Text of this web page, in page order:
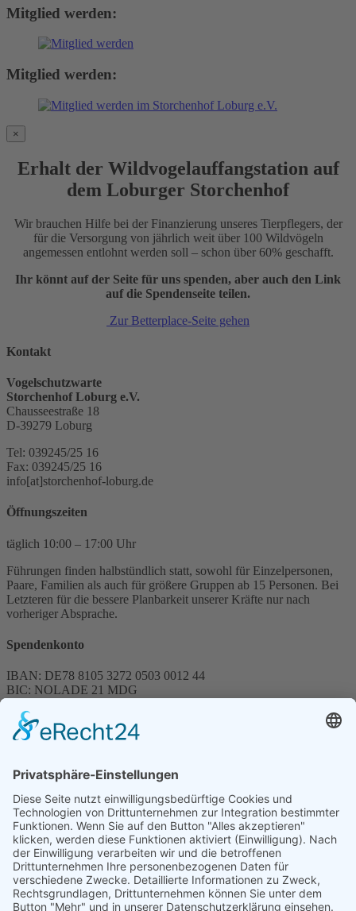
Mitglied werden:
Mitglied werden:
×
Erhalt der Wildvogelauffangstation auf
dem Loburger Storchenhof
Wir brauchen Hilfe bei der Finanzierung unseres Tierpflegers, der
für die Versorgung von jährlich weit über 100 Wildvögeln
angemessen entlohnt werden soll – schon über 60% geschafft.
Ihr könnt auf der Seite für uns spenden, aber auch den Link
auf die Spendenseite teilen.
Zur Betterplace-Seite gehen
Kontakt
Vogelschutzwarte
Storchenhof Loburg e.V.
Chausseestraße 18
D-39279 Loburg
Tel: 039245/25 16
Fax: 039245/25 16
info[at]storchenhof-loburg.de
Öffnungszeiten
täglich 10:00 – 17:00 Uhr
Führungen finden halbstündlich statt, sowohl für Einzelpersonen,
Paare, Familien als auch für größere Gruppen ab 15 Personen. Bei
Letzteren für die bessere Planbarkeit unserer Kräfte nur nach
vorheriger Absprache.
Spendenkonto
IBAN: DE78 8105 3272 0503 0012 44
BIC: NOLADE 21 MDG
Spenden können steuerlich abgesetzt werden
Förderung
© 1987 – 2025
Storchenhof Loburg e.V.
Alle Rechte vorbehalten.
Cookie-Einstellungen